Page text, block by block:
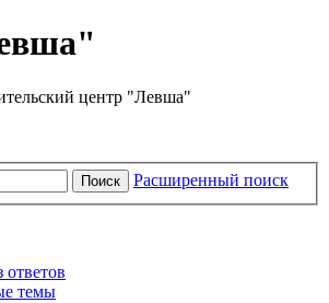
центр "Левша"
Поиск Расширенный поиск
ответов
темы